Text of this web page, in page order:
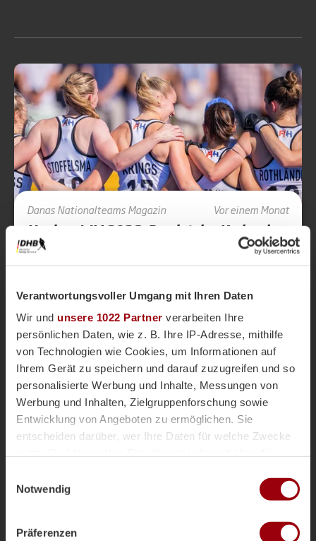
Verantwortungsvoller Umgang mit Ihren Daten
Wir und unsere 1022 Partner verarbeiten Ihre
persönlichen Daten, wie z. B. Ihre IP-Adresse, mithilfe
von Technologien wie Cookies, um Informationen auf
Ihrem Gerät zu speichern und darauf zuzugreifen und so
personalisierte Werbung und Inhalte, Messungen von
Werbung und Inhalten, Zielgruppenforschung sowie
Entwicklung von Angeboten zu ermöglichen. Sie
entscheiden darüber, wer Ihre Daten für welche Zwecke
Trigger Symbol ändern oder widerrufen
Informationen über Ihre geografische Lage erfassen,
Notwendig
Präferenzen
DanasNationalteamsMagazin Vor einem Monat
Hockey-WM 2026: Das ist der Kader der
Damen-Nationalmannschaft
Bundestrainerin Janneke Schopman hat den Kader
Weltmeisterschaft in Belgien und den
Niederlanden (15. Bis 30. August) bekanntgegeben.
Dabei sind 13 WM-Debütantinnen und vier
Spielerinnen, die noch kein großes Turnier gespielt
haben.
Weltmeisterschaft Feld-WM